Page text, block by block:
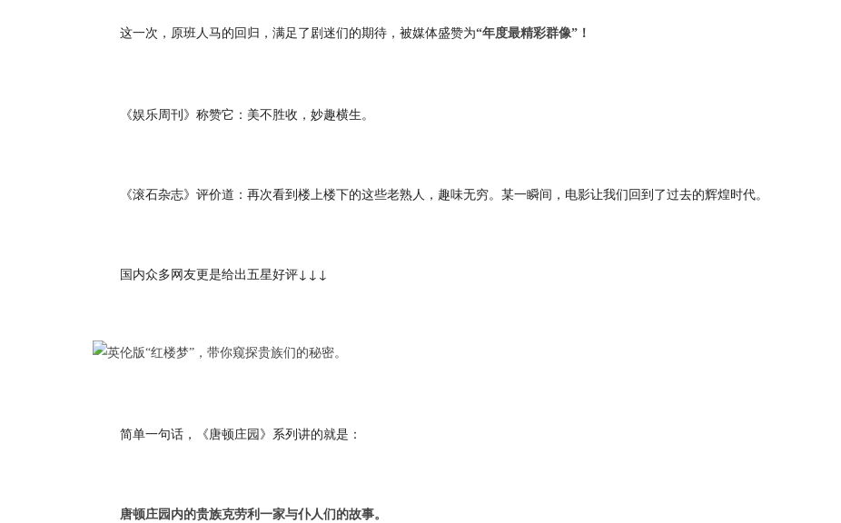
这一次，原班人马的回归，满足了剧迷们的期待，被媒体盛赞为“年度最精彩群像”！
《娱乐周刊》称赞它：美不胜收，妙趣横生。
《滚石杂志》评价道：再次看到楼上楼下的这些老熟人，趣味无穷。某一瞬间，电影让我们回到了过去的辉煌时代。
国内众多网友更是给出五星好评↓↓↓
简单一句话，《唐顿庄园》系列讲的就是：
唐顿庄园内的贵族克劳利一家与仆人们的故事。